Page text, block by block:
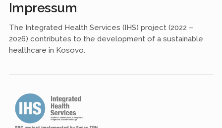
Impressum
The Integrated Health Services (IHS) project (2022 –
2026) contributes to the development of a sustainable
healthcare in Kosovo.